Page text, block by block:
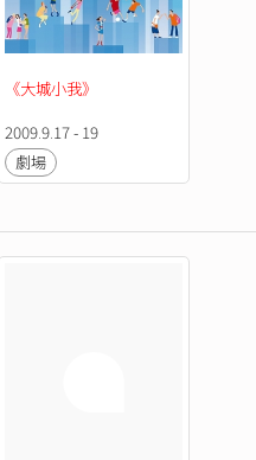
《大城小我》
2009.9.17 - 19
劇場